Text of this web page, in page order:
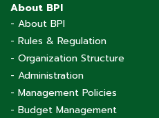
About BPI
- About BPI
- Rules & Regulation
- Organization Structure
- Administration
- Management Policies
- Budget Management